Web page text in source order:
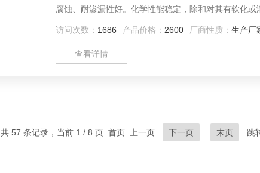
腐蚀、耐渗漏性好。化学性能稳定，除和对其有软化
访问次数： 1686 产品价格： 2600 厂商性质： 生产厂
查看详情
共 57 条记录，当前 1 / 8 页 首页 上一页 下一页 末页 跳